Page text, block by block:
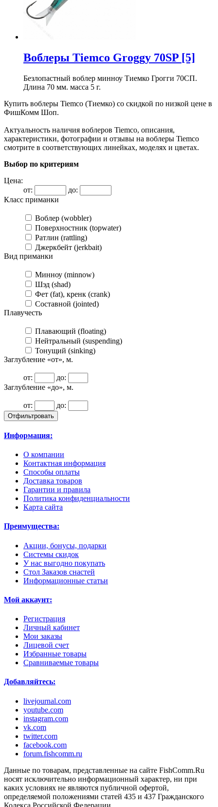
Воблеры Tiemco Groggy 70SP [5]
Безлопастный воблер минноу Тиемко Грогги 70СП.
Длина 70 мм. масса 5 г.
Купить воблеры Tiemco (Тиемко) со скидкой по низкой цене в
ФишКомм Шоп.
Актуальность наличия воблеров Tiemco, описания,
характеристики, фотографии и отзывы на воблеры Tiemco
смотрите в соответствующих линейках, моделях и цветах.
Выбор по критериям
Цена:
от:
до:
Класс приманки
Воблер (wobbler)
Поверхностник (topwater)
Ратлин (rattling)
Джеркбейт (jerkbait)
Вид приманки
Минноу (minnow)
Шэд (shad)
Фет (fat), кренк (crank)
Составной (jointed)
Плавучесть
Плавающий (floating)
Нейтральный (suspending)
Тонущий (sinking)
Заглубление «от», м.
от:
до:
Заглубление «до», м.
от: до:
Информация:
О компании
Контактная информация
Способы оплаты
Доставка товаров
Гарантии и правила
Политика конфиденциальности
Карта сайта
Преимущества:
Акции, бонусы, подарки
Системы скидок
У нас выгодно покупать
Стол Заказов снастей
Информационные статьи
Мой аккаунт:
Регистрация
Личный кабинет
Мои заказы
Лицевой счет
Избранные товары
Сравниваемые товары
Добавляйтесь:
livejournal.com
youtube.com
instagram.com
vk.com
twitter.com
facebook.com
forum.fishcomm.ru
Данные по товарам, представленные на сайте FishComm.Ru
носят исключительно информационный характер, ни при
каких условиях не являются публичной офертой,
определяемой положениями статей 435 и 437 Гражданского
Кодекса Российской Федерации.